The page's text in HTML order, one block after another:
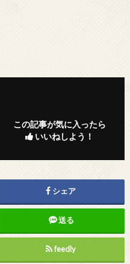
この記事が気に入ったら
いいねしよう！
シェア
送る
feedly